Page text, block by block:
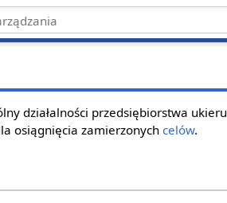
działalności przedsiębiorstwa
osiągnięcia zamierzonychcelów.